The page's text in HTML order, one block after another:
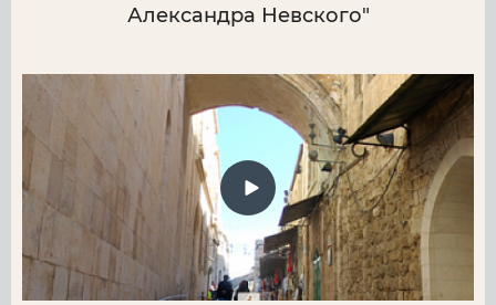
Александра Невского"